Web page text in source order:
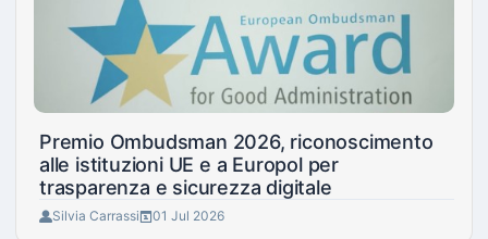
Premio Ombudsman 2026, riconoscimento
alle istituzioni UE e a Europol per
trasparenza e sicurezza digitale
Silvia Carrassi 01 Jul 2026